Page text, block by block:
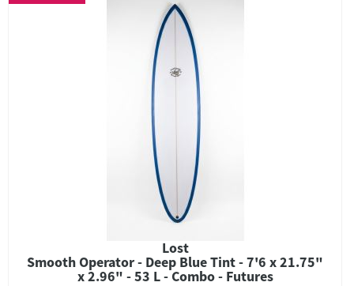
Lost
Smooth Operator - Deep Blue Tint - 7'6 x 21.75"
x 2.96" - 53 L - Combo - Futures